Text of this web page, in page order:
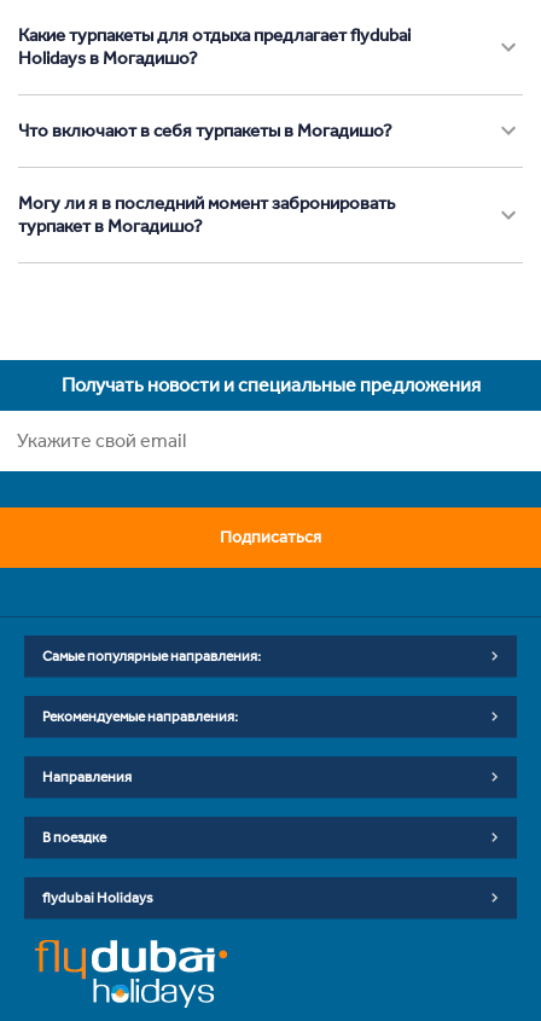
Какие турпакеты для отдыха предлагает flydubai
Holidays в Могадишо?
Что включают в себя турпакеты в Могадишо?
Могу ли я в последний момент забронировать
турпакет в Могадишо?
Получать новости и специальные предложения
Подписаться
Самые популярные направления:
Рекомендуемые направления:
Направления
В поездке
flydubai Holidays